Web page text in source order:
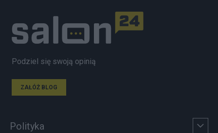
Podziel się swoją opinią
ZAŁÓŻ BLOG
Polityka